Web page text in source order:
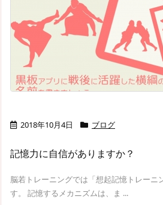
2018年10月4日 ブログ
記憶力に自信がありますか？
脳若トレーニングでは「想起記憶トレーニ
す。 記憶するメカニズムは、ま ...